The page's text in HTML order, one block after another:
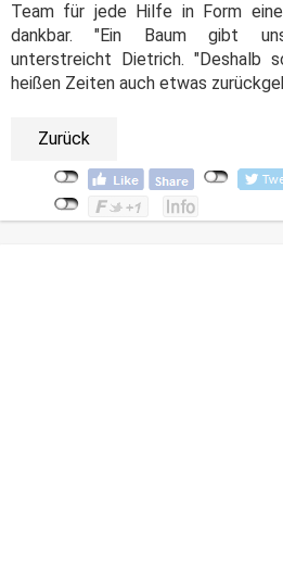
Team für jede Hilfe in Form
dankbar. "Ein Baum gibt
unterstreicht Dietrich. "Deshalb
heißen Zeiten auch etwas
Zurück